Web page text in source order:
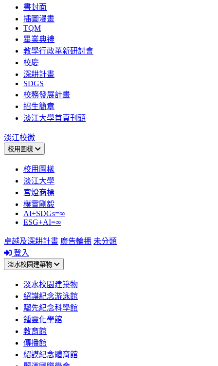
書封面
插圖漫畫
TQM
畢業典禮
教學行政革新研討會
校慶
深耕計畫
SDGS
校務發展計畫
招生簡章
淡江大學首頁刊頭
淡江校徽
校用圖樣
校用圖樣
淡江大學
宮燈商標
樸實剛毅
AI+SDGs=∞
ESG+AI=∞
卓越及深耕計畫 廣告輪播 未分類
登入
淡水校園建築物
淡水校園建築物
紹謨紀念游泳館
騮先紀念科學館
鍾靈化學館
教育館
傳播館
紹謨紀念體育館